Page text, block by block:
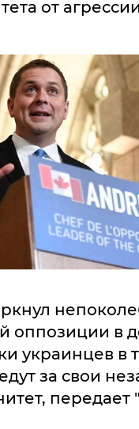
от
оппозиции в
украинцев в
за свои
передает